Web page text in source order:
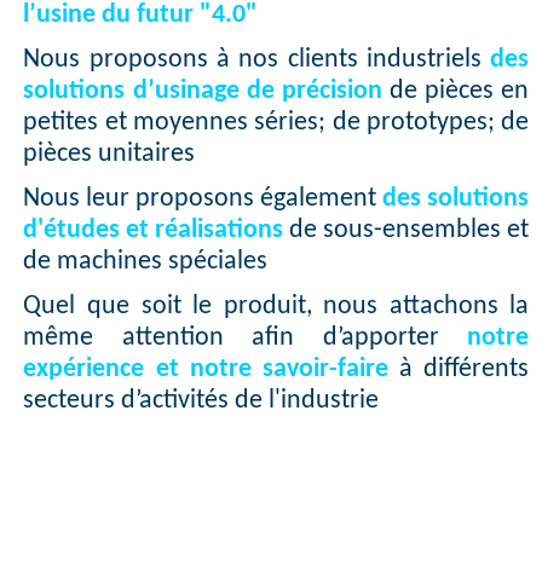
l’usine du futur "4.0"
Nous proposons à nos clients industrielsdes
solutions d’usinage de précisionde pièces en
petites et moyennes séries; de prototypes; de
pièces unitaires
Nous leur proposons égalementdes solutions
d'études et réalisationsde sous-ensembles et
de machines spéciales
Quel que soit le produit, nous attachons la
même attention afin d’apporter notre
expérience et notre savoir-faire à différents
secteurs d’activités de l'industrie